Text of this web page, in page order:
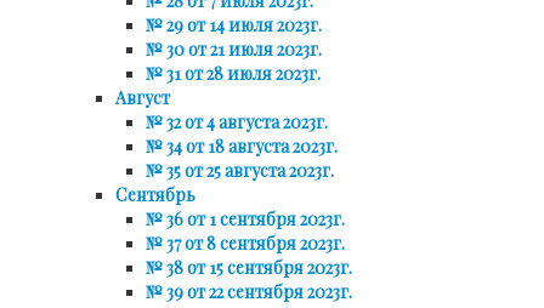
№ 29 от 14 июля 2023г.
№ 30 от 21 июля 2023г.
№ 31 от 28 июля 2023г.
Август
№ 32 от 4 августа 2023г.
№ 34 от 18 августа 2023г.
№ 35 от 25 августа 2023г.
Сентябрь
№ 36 от 1 сентября 2023г.
№ 37 от 8 сентября 2023г.
№ 38 от 15 сентября 2023г.
№ 39 от 22 сентября 2023г.